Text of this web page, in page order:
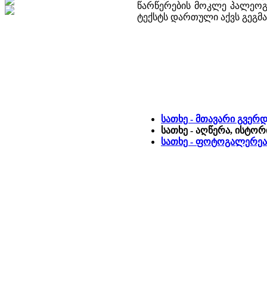
წარწერების მოკლე
ტექსტს დართული აქვს გეგმა
სათხე - მთავარი
სათხე - აღწერა,
სათხე - ფოტოგალერეა